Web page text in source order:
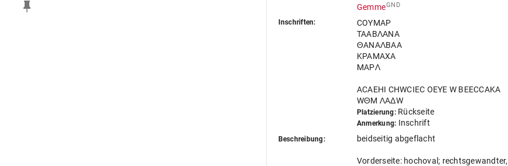
GemmeGND
Inschriften:
COYMAP
TAABΛΑNA
ΘANAΛBAA
KPAMAXA
MAPΛ
ACAEHI CHWCIEC OEYE W BEECCAKA
WΘM ΛAΔW
Platzierung:Rückseite
Anmerkung: Inschrift
Beschreibung: beidseitig abgeflacht
Vorderseite: hochoval; rechtsgewandter,